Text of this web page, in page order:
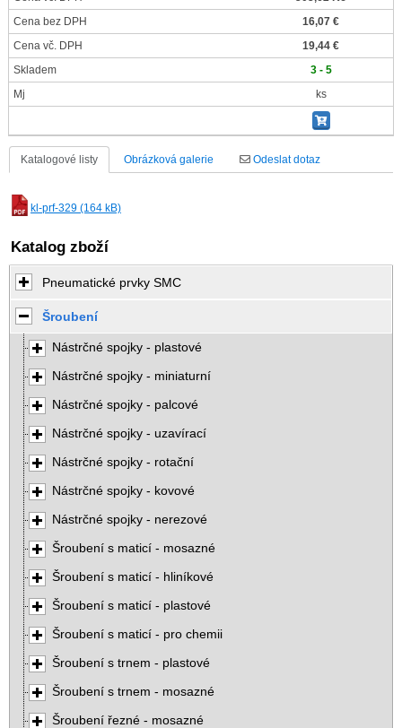
Cena bez DPH
16,07 €
Cena vč. DPH
19,44 €
Skladem
3 - 5
Mj
ks
Katalogové listy Obrázková galerie Odeslat dotaz
kl-prf-329 (164 kB)
Katalog zboží
Pneumatické prvky SMC
Šroubení
Nástrčné spojky - plastové
Nástrčné spojky - miniaturní
Nástrčné spojky - palcové
Nástrčné spojky - uzavírací
Nástrčné spojky - rotační
Nástrčné spojky - kovové
Nástrčné spojky - nerezové
Šroubení s maticí - mosazné
Šroubení s maticí - hliníkové
Šroubení s maticí - plastové
Šroubení s maticí - pro chemii
Šroubení s trnem - plastové
Šroubení s trnem - mosazné
Šroubení řezné - mosazné